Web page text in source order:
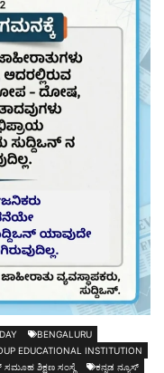
BENGALURU
EDUCATIONAL INSTITUTION
ಶಿಕ್ಷಣ ಸಂಸ್ಥೆ
ಕನ್ನಡ ನ್ಯೂಸ್